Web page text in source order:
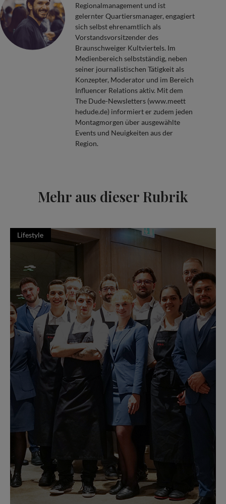
Regionalmanagement und ist
gelernter Quartiersmanager, engagiert
sich selbst ehrenamtlich als
Vorstandsvorsitzender des
Braunschweiger Kultviertels. Im
Medienbereich selbstständig, neben
seiner journalistischen Tätigkeit als
Konzepter, Moderator und im Bereich
Influencer Relations aktiv. Mit dem
The Dude-Newsletters (www.meett
hedude.de) informiert er zudem jeden
Montagmorgen über ausgewählte
Events und Neuigkeiten aus der
Region.
Mehr aus dieser Rubrik
Lifestyle